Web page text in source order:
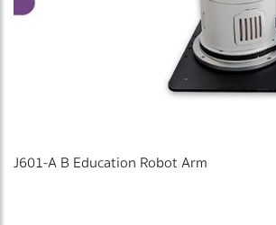
J601-A B Education Robot Arm